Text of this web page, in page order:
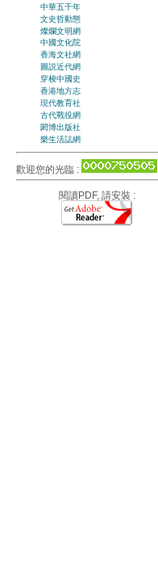
中華五千年
文史哲動態
燦爛文明網
中國文化院
香海文社網
圖説近代網
穿梭中國史
香港地方志
現代教育社
古代戰役網
閎博出版社
樂生活誌網
歡迎您的光臨 :
閱讀PDF, 請安裝 :